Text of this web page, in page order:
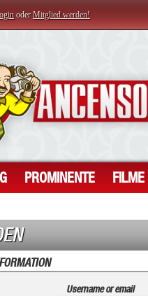
oderMitglied werden!
PROMINENTE FILME
Username or email